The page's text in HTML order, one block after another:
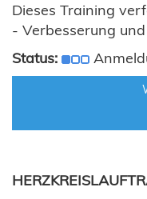
Dieses Training
- Verbesserung
Status: